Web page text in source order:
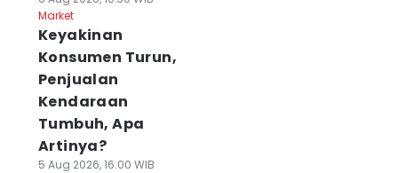
Market
Keyakinan
Konsumen Turun,
Penjualan
Kendaraan
Tumbuh, Apa
Artinya?
5 Aug 2026, 16:00 WIB